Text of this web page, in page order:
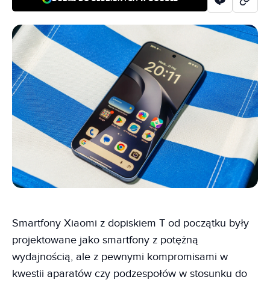
Smartfony Xiaomi z dopiskiem T od początku były
projektowane jako smartfony z potężną
wydajnością, ale z pewnymi kompromisami w
kwestii aparatów czy podzespołów w stosunku do